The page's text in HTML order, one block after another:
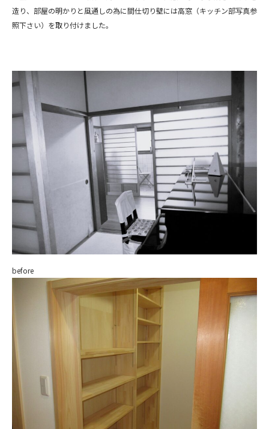
造り、部屋の明かりと風通しの為に間仕切り壁には高窓（キッチン部写真参
照下さい）を取り付けました。
before